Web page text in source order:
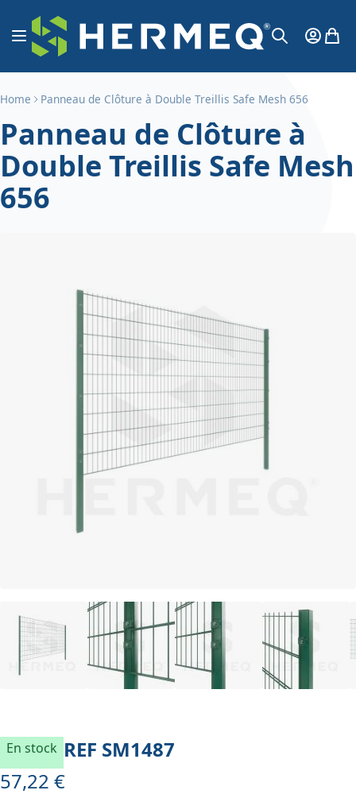
Aller au contenu
Affichage navigation
MonMon
Home Panneau de Clôture à Double Treillis Safe Mesh 656
Panneau de Clôture à
Double Treillis Safe Mesh
656
En stock REF SM1487
À partir de
57,22 €